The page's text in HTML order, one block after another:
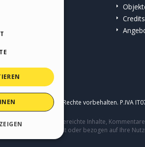
von Nutzern
Credits
Incomedia s.r.l. Alle Rechte vorbehalten. P.IVA
von Benutzern eingereichte Inhalte,
in Verbindung mit oder bezogen auf Ihre